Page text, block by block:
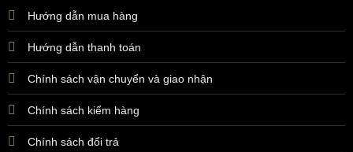
Hướng dẫn mua hàng
Hướng dẫn thanh toán
Chính sách vận chuyển và giao nhận
Chính sách kiểm hàng
Chính sách đổi trả